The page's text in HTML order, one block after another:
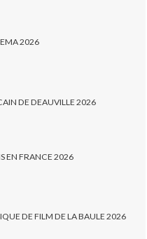
2026
DE DEAUVILLE 2026
EN FRANCE 2026
DE FILM DE LA BAULE 2026